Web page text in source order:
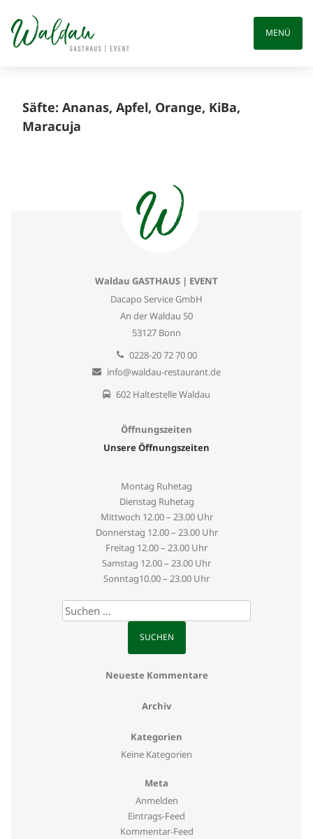
content
MENÜ
Säfte: Ananas, Apfel, Orange, KiBa,
Maracuja
Waldau GASTHAUS | EVENT
Dacapo Service GmbH
An der Waldau 50
53127 Bonn
0228-20 72 70 00
info@waldau-restaurant.de
602 Haltestelle Waldau
Öffnungszeiten
Unsere Öffnungszeiten
Montag Ruhetag
Dienstag Ruhetag
Mittwoch 12.00 – 23.00 Uhr
Donnerstag 12.00 – 23.00 Uhr
Freitag 12.00 – 23.00 Uhr
Samstag 12.00 – 23.00 Uhr
Sonntag10.00 – 23.00 Uhr
Suchen
nach:
Neueste Kommentare
Archiv
Kategorien
Keine Kategorien
Meta
Anmelden
Eintrags-Feed
Kommentar-Feed